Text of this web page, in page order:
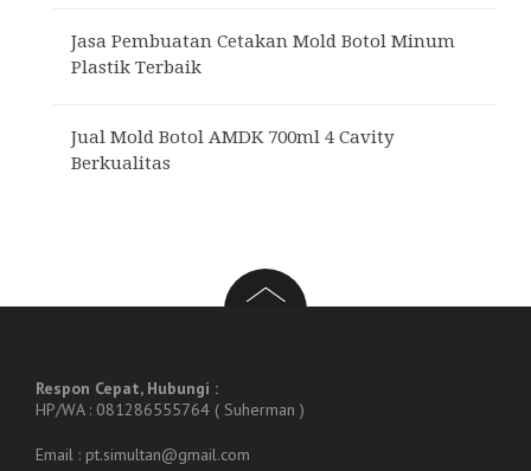
Jasa Pembuatan Cetakan Mold Botol Minum
Plastik Terbaik
Jual Mold Botol AMDK 700ml 4 Cavity
Berkualitas
Respon Cepat, Hubungi :
HP/WA : 081286555764 ( Suherman )
Email : pt.simultan@gmail.com